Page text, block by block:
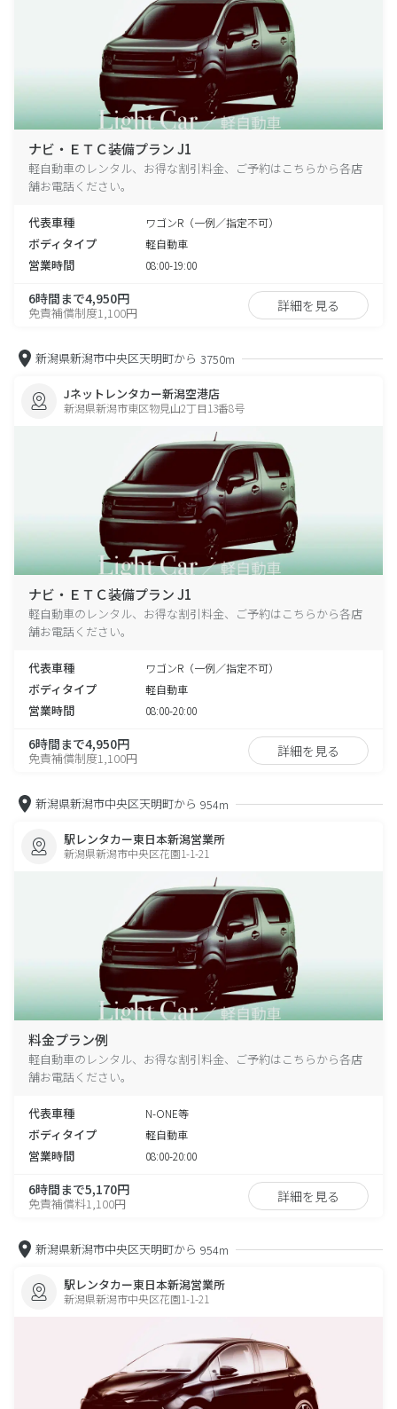
ナビ・ＥＴＣ装備プラン J1
軽自動車のレンタル、お得な割引料金、ご予約はこちらから各店
舗お電話ください。
代表車種 ワゴンR（一例／指定不可）
ボディタイプ 軽自動車
営業時間 08:00-19:00
6時間まで4,950円
免責補償制度1,100円 詳細を見る
新潟県新潟市中央区天明町から 3750m
Jネットレンタカー新潟空港店
新潟県新潟市東区物見山2丁目13番8号
ナビ・ＥＴＣ装備プラン J1
軽自動車のレンタル、お得な割引料金、ご予約はこちらから各店
舗お電話ください。
代表車種 ワゴンR（一例／指定不可）
ボディタイプ 軽自動車
営業時間 08:00-20:00
6時間まで4,950円
免責補償制度1,100円 詳細を見る
新潟県新潟市中央区天明町から 954m
駅レンタカー東日本新潟営業所
新潟県新潟市中央区花園1-1-21
料金プラン例
軽自動車のレンタル、お得な割引料金、ご予約はこちらから各店
舗お電話ください。
代表車種 N-ONE等
ボディタイプ 軽自動車
営業時間 08:00-20:00
6時間まで5,170円
免責補償料1,100円 詳細を見る
新潟県新潟市中央区天明町から 954m
駅レンタカー東日本新潟営業所
新潟県新潟市中央区花園1-1-21